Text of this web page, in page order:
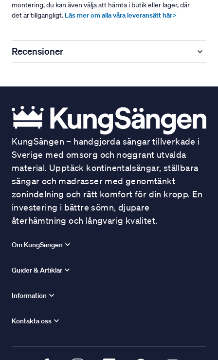
montering, du kan även välja att hämta i butik eller lager, där
det är tillgängligt. Läs mer om alla våra leveransätt här>
Recensioner
KungSängen – handgjorda sängar tillverkade i
Sverige med omsorg och noggrant utvalda
material. Upptäck kontinentalsängar, ställbara
sängar och madrasser med genomtänkt
zonindelning och rätt komfort för din kropp. En
investering i bättre sömn, djupare
återhämtning och långvarig kvalitet.
Om KungSängen
Guider & Artiklar
Information
Kontakta oss